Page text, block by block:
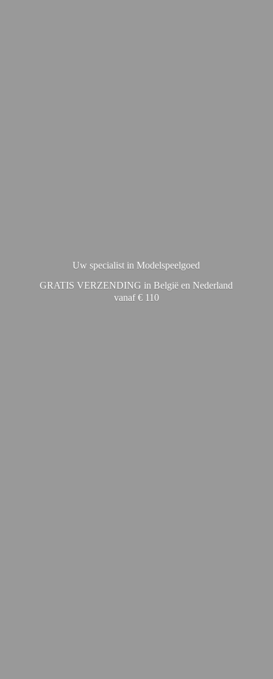
Uw specialist in Modelspeelgoed
GRATIS VERZENDING in België en Nederland
vanaf € 110